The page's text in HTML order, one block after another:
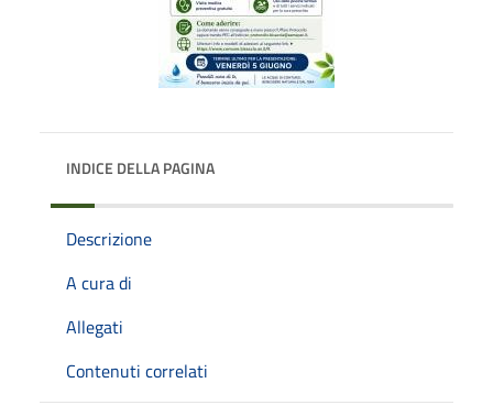
INDICE DELLA PAGINA
Descrizione
A cura di
Allegati
Contenuti correlati